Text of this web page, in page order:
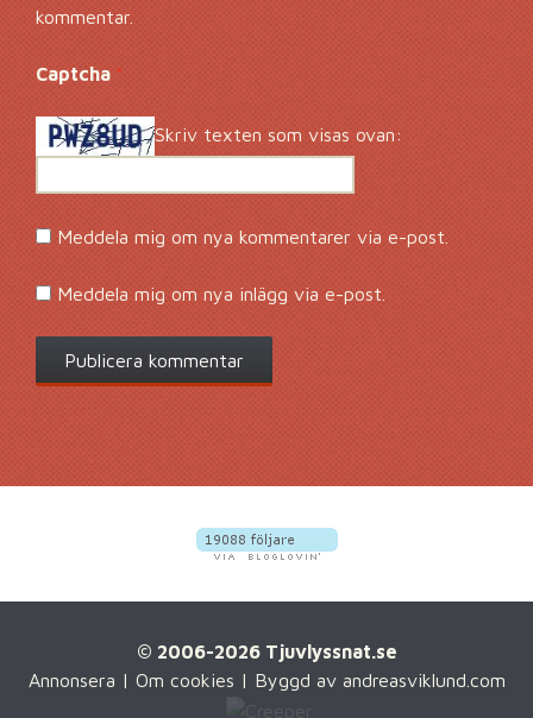
kommentar.
Captcha*
Skriv texten som visas ovan:
Meddela mig om nya kommentarer via e-post.
Meddela mig om nya inlägg via e-post.
© 2006-2026 Tjuvlyssnat.se
Annonsera | Om cookies | Byggd av andreasviklund.com